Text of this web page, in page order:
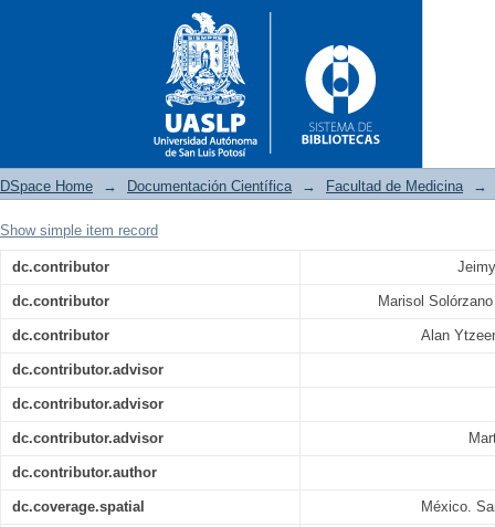
Evaluación de la relación
de filtrado glomerular en
Urgencias del Hospital
DSpace Home → Documentación Científica → Facultad de Medicina →
Show simple item record
dc.contributor
dc.contributor Marisol
dc.contributor Alan
dc.contributor.advisor
dc.contributor.advisor
dc.contributor.advisor
dc.contributor.author
dc.coverage.spatial México.